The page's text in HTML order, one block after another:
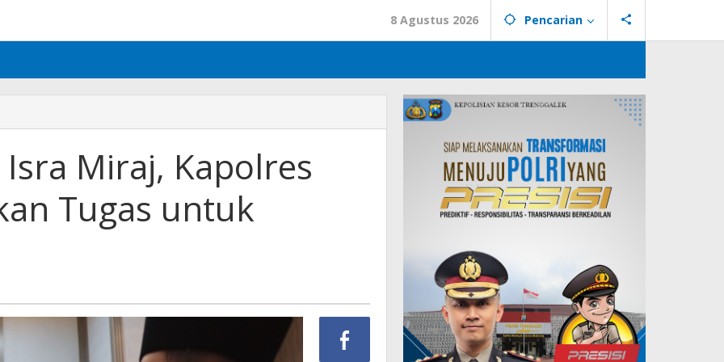
8 Agustus 2026 Pencarian
Miraj, Kapolres
Tugas untuk